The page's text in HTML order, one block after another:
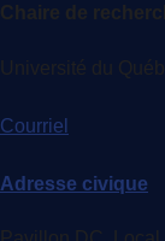
Chaire de
Université du
Courriel
Adresse civique